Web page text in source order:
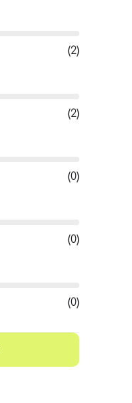
(2)
(2)
(0)
(0)
(0)